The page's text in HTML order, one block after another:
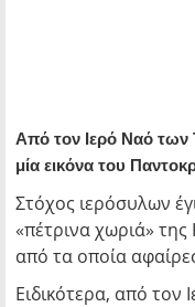
Από τον Ιερό Ναό των
μία εικόνα του
Στόχος ιερόσυλων
«πέτρινα χωριά»
από τα οποία
Ειδικότερα, από τον